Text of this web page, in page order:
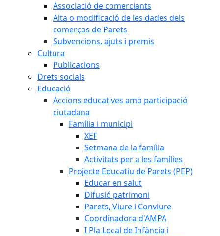
Associació de comerciants
Alta o modificació de les dades dels
comerços de Parets
Subvencions, ajuts i premis
Cultura
Publicacions
Drets socials
Educació
Accions educatives amb participació
ciutadana
Família i municipi
XEF
Setmana de la família
Activitats per a les famílies
Projecte Educatiu de Parets (PEP)
Educar en salut
Difusió patrimoni
Parets, Viure i Conviure
Coordinadora d'AMPA
I Pla Local de Infància i